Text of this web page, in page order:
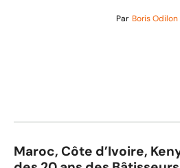
Par Boris Odilon
Maroc, Côte d’Ivoire,